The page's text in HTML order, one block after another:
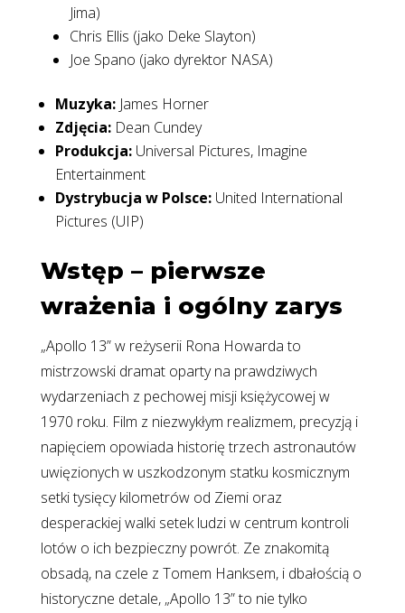
Jima)
Chris Ellis (jako Deke Slayton)
Joe Spano (jako dyrektor NASA)
Muzyka:James Horner
Zdjęcia:Dean Cundey
Produkcja:Universal Pictures, Imagine
Entertainment
Dystrybucja w Polsce:United International
Pictures (UIP)
Wstęp – pierwsze
wrażenia i ogólny zarys
„Apollo 13” w reżyserii Rona Howarda to
mistrzowski dramat oparty na prawdziwych
wydarzeniach z pechowej misji księżycowej w
1970 roku. Film z niezwykłym realizmem, precyzją i
napięciem opowiada historię trzech astronautów
uwięzionych w uszkodzonym statku kosmicznym
setki tysięcy kilometrów od Ziemi oraz
desperackiej walki setek ludzi w centrum kontroli
lotów o ich bezpieczny powrót. Ze znakomitą
obsadą, na czele z Tomem Hanksem, i dbałością o
historyczne detale, „Apollo 13” to nie tylko